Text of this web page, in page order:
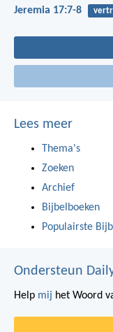
Jeremia 17:7-8
Lees meer
Thema's
Zoeken
Archief
Bijbelboeken
Populairste
Ondersteun
Help mij het Woord